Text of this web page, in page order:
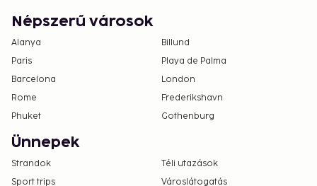
Népszerű városok
Alanya
Billund
Paris
Playa de Palma
Barcelona
London
Rome
Frederikshavn
Phuket
Gothenburg
Ünnepek
Strandok
Téli utazások
Sport trips
Városlátogatás